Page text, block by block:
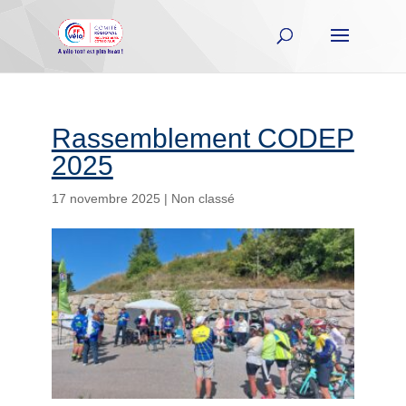
Rassemblement CODEP
2025
17 novembre 2025 | Non classé